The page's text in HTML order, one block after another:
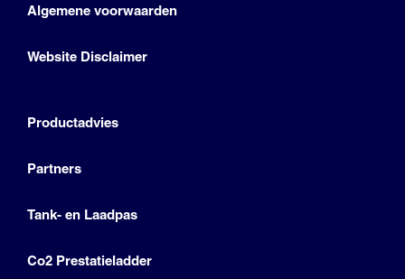
Algemene voorwaarden
Website Disclaimer
Productadvies
Partners
Tank- en Laadpas
Co2 Prestatieladder